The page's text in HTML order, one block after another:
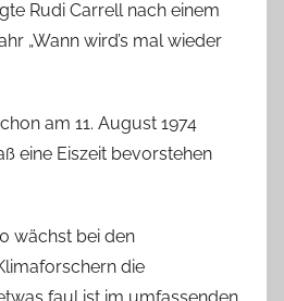
Rudi Carrell nach einem
„Wann wird’s mal wieder
am 11. August 1974
eine Eiszeit bevorstehen
wächst bei den
die